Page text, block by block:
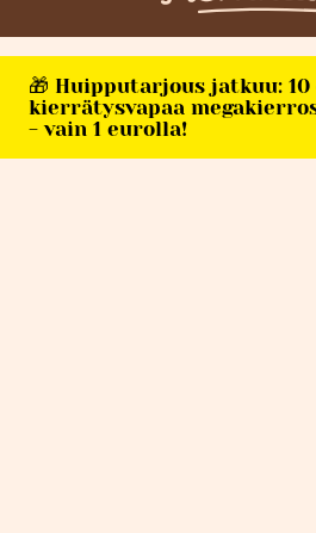
🎁 Huipputarjous jatkuu:
kierrätysvapaa
- vain 1 eurolla!